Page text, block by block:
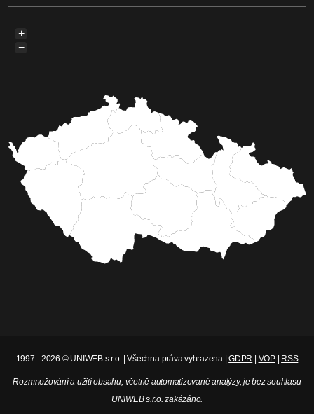
+
−
1997 - 2026 © UNIWEB s.r.o. | Všechna práva vyhrazena |GDPR VOP| RSS
Rozmnožování a užití obsahu, včetně automatizované analýzy, je bez souhlasu
UNIWEB s.r.o. zakázáno.